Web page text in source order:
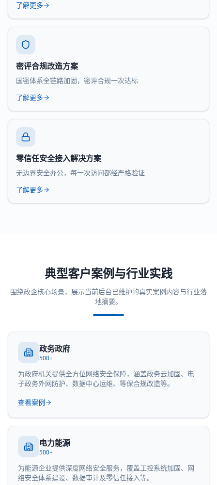
了解更多
密评合规改造方案
国密体系全链路加固，密评合规一次达标
了解更多
零信任安全接入解决方案
无边界安全办公，每一次访问都经严格验证
了解更多
典型客户案例与行业实践
围绕政企核心场景，展示当前后台已维护的真实案例内容与行业落
地摘要。
政务政府
500+
为政府机关提供全方位网络安全保障，涵盖政务云加固、电
子政务外网防护、数据中心运维、等保合规改造等。
查看案例
电力能源
500+
为能源企业提供深度网络安全服务，覆盖工控系统加固、网
络安全体系建设、数据审计及零信任接入等。